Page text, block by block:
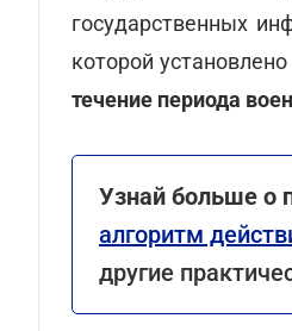
государственных
которой
течение периода
Узнай больше о
алгоритм
другие